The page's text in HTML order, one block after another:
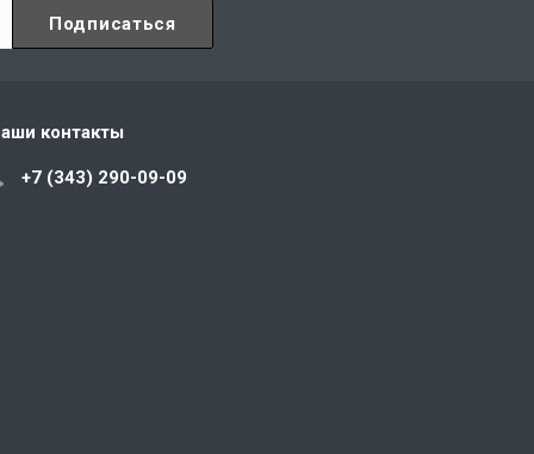
контакты
+7 (343) 290-09-09